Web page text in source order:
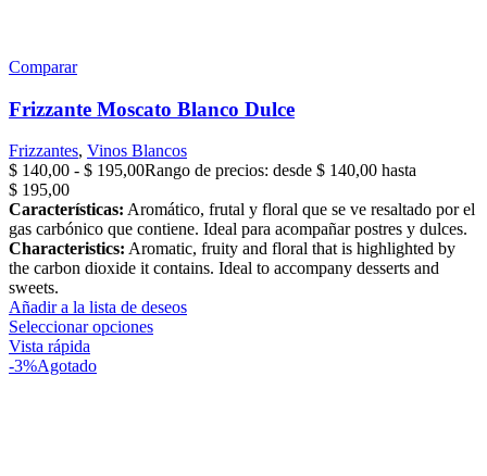
Comparar
Frizzante Moscato Blanco Dulce
Frizzantes, Vinos Blancos
$ 140,00 - $ 195,00Rango de precios: desde $ 140,00 hasta
$ 195,00
Características: Aromático, frutal y floral que se ve resaltado por el
gas carbónico que contiene. Ideal para acompañar postres y dulces.
Characteristics: Aromatic, fruity and floral that is highlighted by
the carbon dioxide it contains. Ideal to accompany desserts and
sweets.
Añadir a la lista de deseos
Seleccionar opciones
Vista rápida
-3%Agotado